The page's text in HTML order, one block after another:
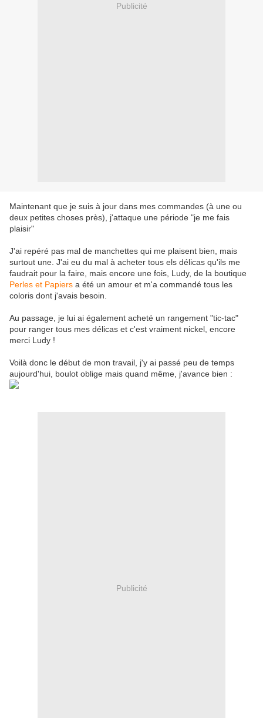
Publicité
Maintenant que je suis à jour dans mes commandes (à une ou
deux petites choses près), j'attaque une période "je me fais
plaisir"
J'ai repéré pas mal de manchettes qui me plaisent bien, mais
surtout une. J'ai eu du mal à acheter tous els délicas qu'ils me
faudrait pour la faire, mais encore une fois, Ludy, de la boutique
Perles et Papiers a été un amour et m'a commandé tous les
coloris dont j'avais besoin.
Au passage, je lui ai également acheté un rangement "tic-tac"
pour ranger tous mes délicas et c'est vraiment nickel, encore
merci Ludy !
Voilà donc le début de mon travail, j'y ai passé peu de temps
aujourd'hui, boulot oblige mais quand même, j'avance bien :
Publicité